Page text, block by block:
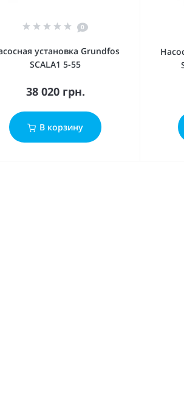
0
установка Grundfos
SCALA1 5-55
38 020 грн.
В корзину